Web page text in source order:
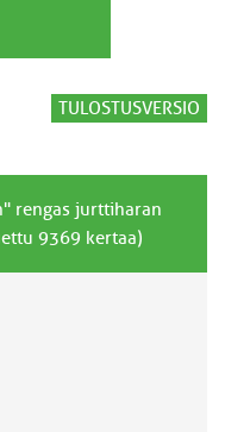
TULOSTUSVERSIO
rengas jurttiharan
9369 kertaa)